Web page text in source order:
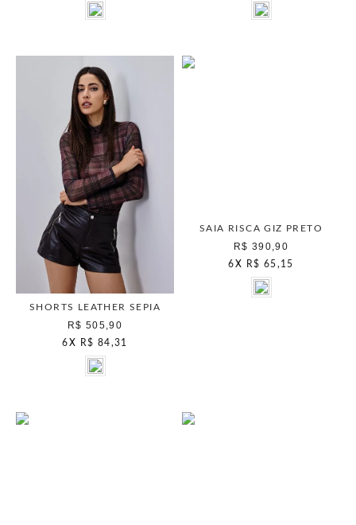
SHORTS LEATHER SEPIA
R$ 505,90
6 X R$ 84,31
SAIA RISCA GIZ PRETO
R$ 390,90
6 X R$ 65,15